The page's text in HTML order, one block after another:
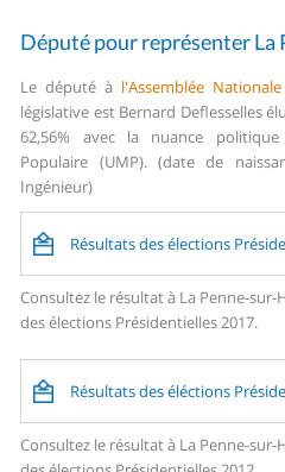
Député pour représenter La
Le député à l'Assemblée Nationale
législative est Bernard Deflesselles
62,56% avec la nuance
Populaire (UMP). (date de
Ingénieur)
Résultats des élections
Consultez le résultat à La Penne-
des élections Présidentielles 2017.
Résultats des éléctions
Consultez le résultat à La Penne-